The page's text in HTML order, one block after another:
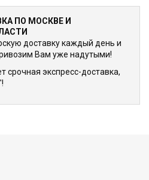
ПО МОСКВЕ И
доставку каждый день и
Вам уже надутыми!
срочная экспресс-доставка,